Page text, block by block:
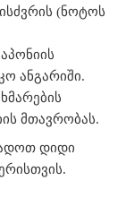
(ნოტოს
ანგარიში.
მთავრობას.
დიდი